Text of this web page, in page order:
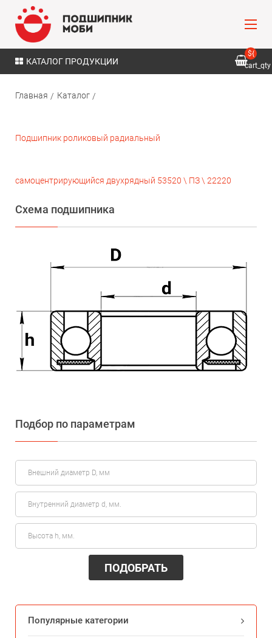
КАТАЛОГ ПРОДУКЦИИ
${
cart_qty
Главная Каталог
Подшипник роликовый радиальный
самоцентрирующийся двухрядный 53520 \ ПЗ \ 22220
Схема подшипника
Подбор по параметрам
ПОДОБРАТЬ
Популярные категории